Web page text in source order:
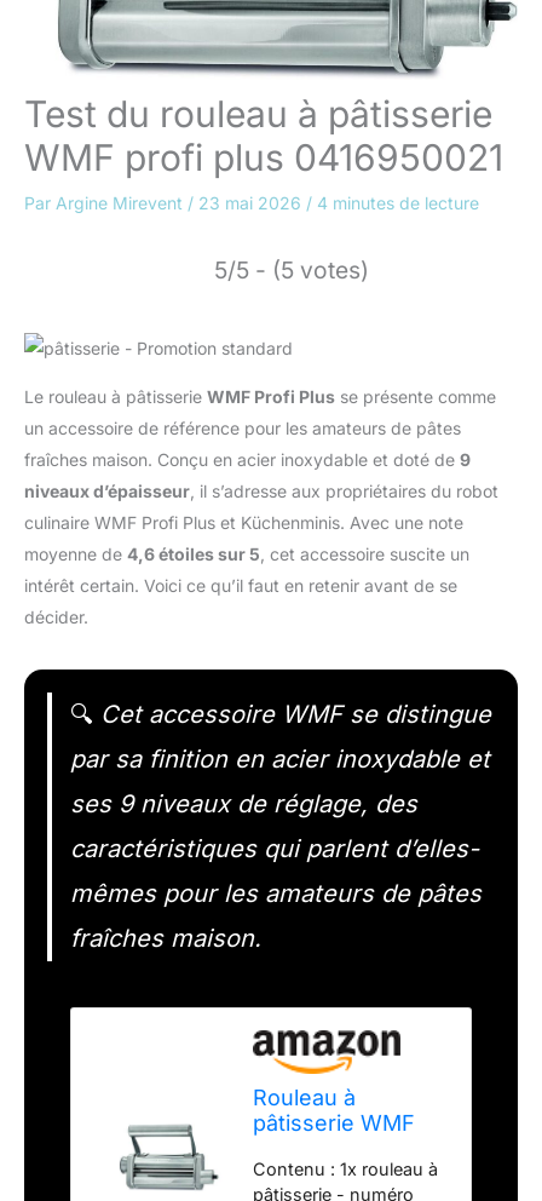
Test du rouleau à pâtisserie
WMF profi plus 0416950021
Par Argine Mirevent / 23 mai 2026 / 4 minutes de lecture
5/5 - (5 votes)
Le rouleau à pâtisserie WMF Profi Plus se présente comme
un accessoire de référence pour les amateurs de pâtes
fraîches maison. Conçu en acier inoxydable et doté de 9
niveaux d’épaisseur , il s’adresse aux propriétaires du robot
culinaire WMF Profi Plus et Küchenminis. Avec une note
moyenne de 4,6 étoiles sur 5 , cet accessoire suscite un
intérêt certain. Voici ce qu’il faut en retenir avant de se
décider.
🔍 Cet accessoire WMF se distingue
par sa finition en acier inoxydable et
ses 9 niveaux de réglage, des
caractéristiques qui parlent d’elles-
mêmes pour les amateurs de pâtes
fraîches maison.
Rouleau à
pâtisserie WMF
fabrication de
Contenu : 1x rouleau à
pâtisserie - numéro